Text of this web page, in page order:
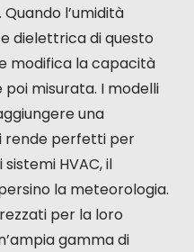
l’umidità
dielettrica di questo
modifica la capacità
misurata. I modelli
una
li rende perfetti per
HVAC, il
la meteorologia.
per la loro
gamma di